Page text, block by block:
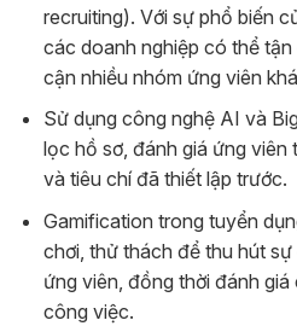
recruiting). Với sự phổ biến
các doanh nghiệp có thể
cận nhiều nhóm ứng viên
Sử dụng công nghệ AI và
lọc hồ sơ, đánh giá ứng
và tiêu chí đã thiết lập trước.
Gamification trong tuyển
chơi, thử thách để thu hút
ứng viên, đồng thời đánh
công việc.